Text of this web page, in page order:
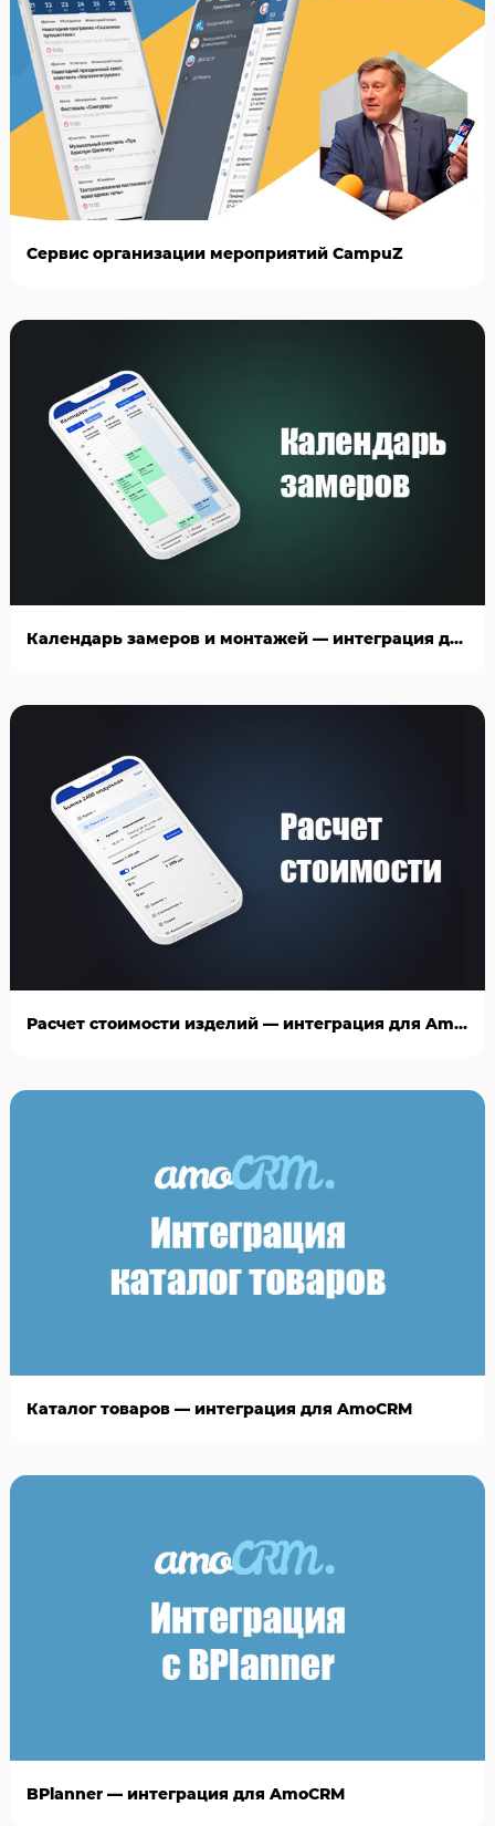
Сервис организации мероприятий CampuZ
Календарь замеров и монтажей — интеграция для AmoCRM
Расчет стоимости изделий — интеграция для AmoCRM
Каталог товаров — интеграция для AmoCRM
BPlanner — интеграция для AmoCRM